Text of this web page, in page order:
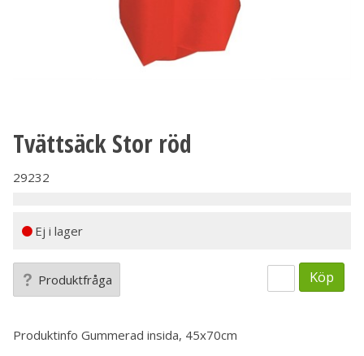
Tvättsäck Stor röd
29232
Ej i lager
Produktfråga Köp
Produktinfo Gummerad insida, 45x70cm